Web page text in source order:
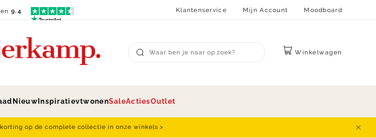
9.4 Klantenservice Mijn Account Moodboard
Submit search
Winkelwagen
Nieuw InspiratievtwonenSaleActiesOutlet
korting op de complete collectie in onze winkels >